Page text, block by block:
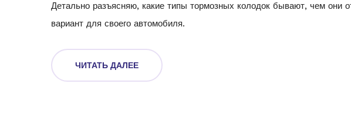
Детально разъясняю, какие типы тормозных колодок бывают, чем они
вариант для своего автомобиля.
ЧИТАТЬ ДАЛЕЕ